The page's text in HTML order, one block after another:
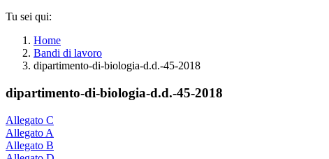
Tu sei qui:
Home
Bandi di lavoro
dipartimento-di-biologia-d.d.-45-2018
dipartimento-di-biologia-d.d.-45-2018
Allegato C
Allegato A
Allegato B